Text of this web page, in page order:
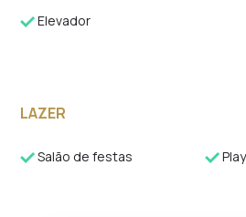
Elevador
LAZER
Salão de festas